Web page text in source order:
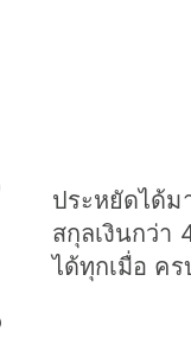
ประหยัดได้ม
สกุลเงินกว่า
ได้ทุกเมื่อ ค